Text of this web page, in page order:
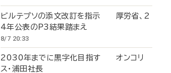
ビルテプソの添文改訂を指示 厚労省、2
4年公表のP3結果踏まえ
8/7 20:33
2030年までに黒字化目指す オンコリ
ス・浦田社長